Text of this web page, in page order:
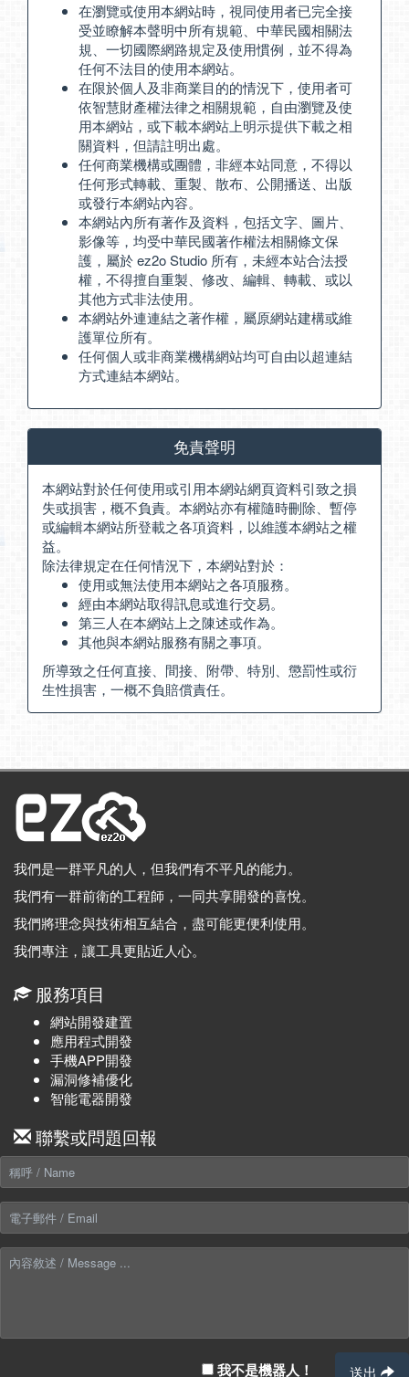
在瀏覽或使用本網站時，視同使用者已完全接
受並瞭解本聲明中所有規範、中華民國相關法
規、一切國際網路規定及使用慣例，並不得為
任何不法目的使用本網站。
在限於個人及非商業目的的情況下，使用者可
依智慧財產權法律之相關規範，自由瀏覽及使
用本網站，或下載本網站上明示提供下載之相
關資料，但請註明出處。
任何商業機構或團體，非經本站同意，不得以
任何形式轉載、重製、散布、公開播送、出版
或發行本網站內容。
本網站內所有著作及資料，包括文字、圖片、
影像等，均受中華民國著作權法相關條文保
護，屬於 ez2o Studio 所有，未經本站合法授
權，不得擅自重製、修改、編輯、轉載、或以
其他方式非法使用。
本網站外連連結之著作權，屬原網站建構或維
護單位所有。
任何個人或非商業機構網站均可自由以超連結
方式連結本網站。
免責聲明
本網站對於任何使用或引用本網站網頁資料引致之損
失或損害，概不負責。本網站亦有權隨時刪除、暫停
或編輯本網站所登載之各項資料，以維護本網站之權
益。
除法律規定在任何情況下，本網站對於：
使用或無法使用本網站之各項服務。
經由本網站取得訊息或進行交易。
第三人在本網站上之陳述或作為。
其他與本網站服務有關之事項。
所導致之任何直接、間接、附帶、特別、懲罰性或衍
生性損害，一概不負賠償責任。
我們是一群平凡的人，但我們有不平凡的能力。
我們有一群前衛的工程師，一同共享開發的喜悅。
我們將理念與技術相互結合，盡可能更便利使用。
我們專注，讓工具更貼近人心。
服務項目
網站開發建置
應用程式開發
手機APP開發
漏洞修補優化
智能電器開發
聯繫或問題回報
我不是機器人！ 送出